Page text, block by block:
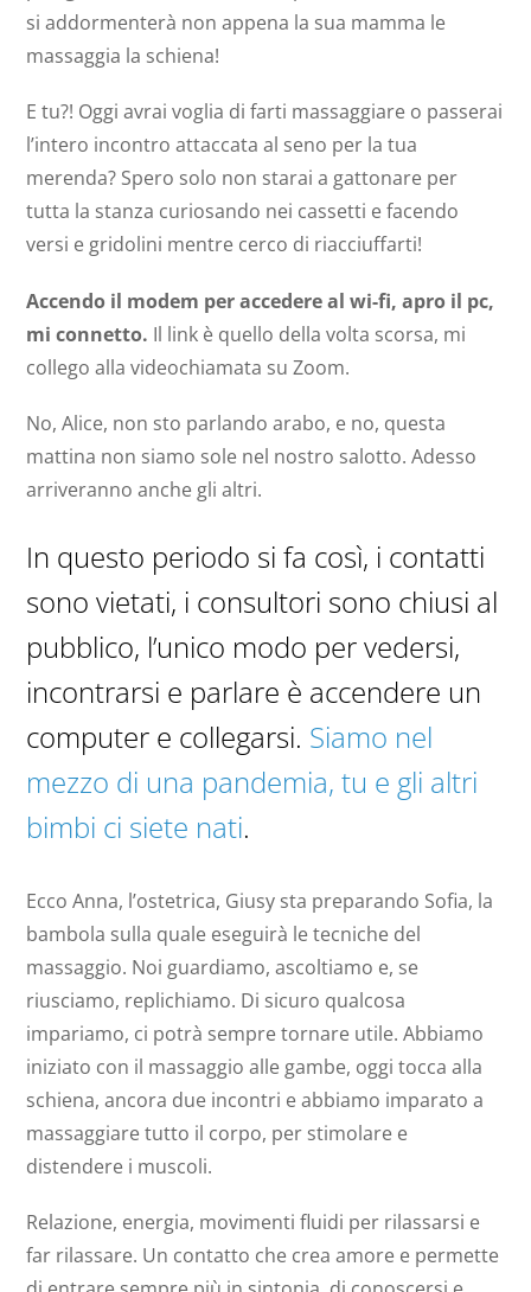
si addormenterà non appena la sua mamma le
massaggia la schiena!
E tu?! Oggi avrai voglia di farti massaggiare o passerai
l’intero incontro attaccata al seno per la tua
merenda? Spero solo non starai a gattonare per
tutta la stanza curiosando nei cassetti e facendo
versi e gridolini mentre cerco di riacciuffarti!
Accendo il modem per accedere al wi-fi, apro il pc,
mi connetto. Il link è quello della volta scorsa, mi
collego alla videochiamata su Zoom.
No, Alice, non sto parlando arabo, e no, questa
mattina non siamo sole nel nostro salotto.Adesso
arriveranno anche gli altri.
In questo periodo si fa così, i contatti
sono vietati, i consultori sono chiusi al
pubblico, l’unico modo per vedersi,
incontrarsi e parlare è accendere un
computer e collegarsi. Siamo nel
mezzo di una pandemia, tu e gli altri
bimbi ci siete nati.
Ecco Anna, l’ostetrica, Giusy sta preparando Sofia, la
bambola sulla quale eseguirà le tecniche del
massaggio. Noi guardiamo, ascoltiamo e, se
riusciamo, replichiamo. Di sicuro qualcosa
impariamo, ci potrà sempre tornare utile. Abbiamo
iniziato con il massaggio alle gambe, oggi tocca alla
schiena, ancora due incontri e abbiamo imparato a
massaggiare tutto il corpo, per stimolare e
distendere i muscoli.
Relazione, energia, movimenti fluidi per rilassarsi e
far rilassare. Un contatto che crea amore e permette